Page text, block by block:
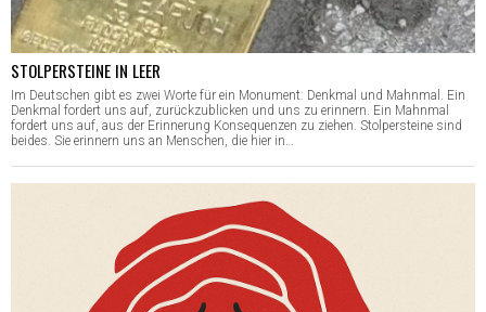
STOLPERSTEINE IN LEER
Im Deutschen gibt es zwei Worte für ein Monument: Denkmal und Mahnmal. Ein
Denkmal fordert uns auf, zurückzublicken und uns zu erinnern. Ein Mahnmal
fordert uns auf, aus der Erinnerung Konsequenzen zu ziehen. Stolpersteine sind
beides. Sie erinnern uns an Menschen, die hier in…